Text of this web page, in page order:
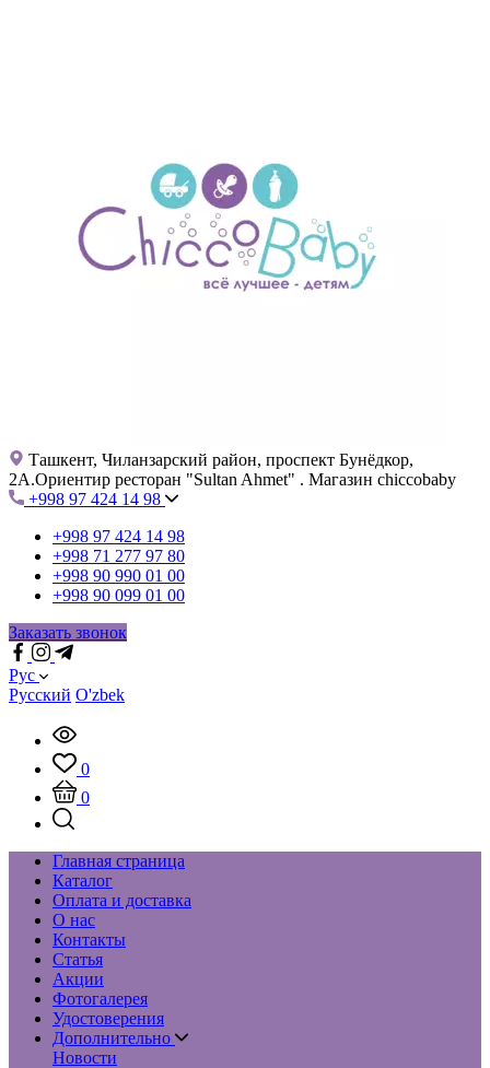
Ташкент, Чиланзарский район, проспект Бунёдкор,
2А.Ориентир ресторан "Sultan Ahmet" . Магазин chiccobaby
+998 97 424 14 98
+998 97 424 14 98
+998 71 277 97 80
+998 90 990 01 00
+998 90 099 01 00
Заказать звонок
Рус
Русский O'zbek
0
0
Главная страница
Каталог
Оплата и доставка
О нас
Контакты
Статья
Акции
Фотогалерея
Удостоверения
Дополнительно
Новости